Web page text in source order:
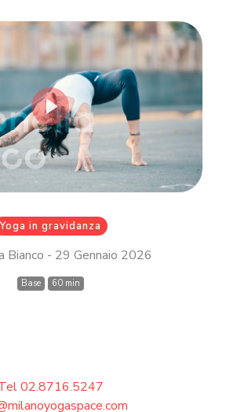
Play
Yoga in gravidanza
Bianco - 29 Gennaio 2026
Base 60 min
Login
indirizzo email MindBody
utilizzi per acquistare e
le lezioni su
Accedi
02.8716.5247